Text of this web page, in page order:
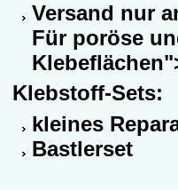
Versand nur
Für poröse
Klebstoff-Sets:
kleines
Bastlerset